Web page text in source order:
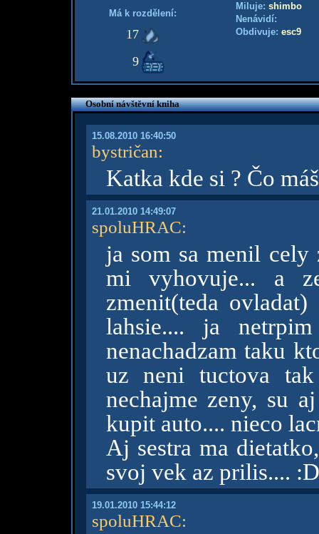
Má k rozdělení:
17
9
Miluje: shimbo
Nenávidí:
Obdivuje: esc9
Osobní návštěvní kniha
15.08.2010 16:40:50
bystričan:
Katka kde si ? Čo
21.01.2010 14:49:07
spoluHRAC:
ja som sa menil
mi vyhovuje... a
zmenit(teda
lahsie.... ja
nenachadzam taku
uz neni tuctova
nechajme zeny, su
kupit auto.... nieco
Aj sestra ma
svoj vek az prilis.... :D
19.01.2010 15:44:12
spoluHRAC: